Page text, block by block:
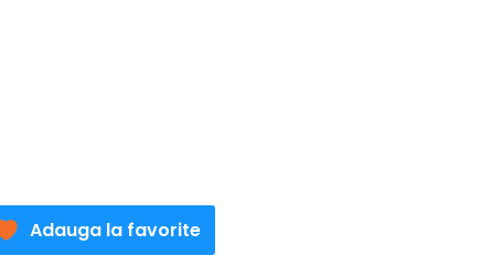
Adauga la favorite